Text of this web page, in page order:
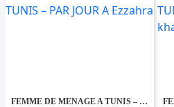
FEMME DE MENAGE A TUNIS – PAR JOUR A Ezzahra